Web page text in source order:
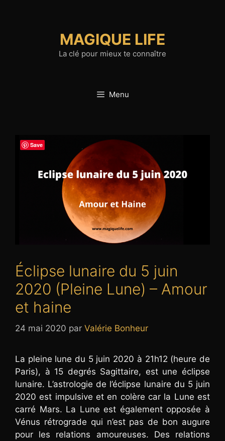
MAGIQUE LIFE
La clé pour mieux te connaître
Menu
Éclipse lunaire du 5 juin
2020 (Pleine Lune) – Amour
et haine
24 mai 2020 par Valérie Bonheur
La pleine lune du 5 juin 2020 à 21h12 (heure de
Paris), à 15 degrés Sagittaire, est une éclipse
lunaire. L’astrologie de l’éclipse lunaire du 5 juin
2020 est impulsive et en colère car la Lune est
carré Mars. La Lune est également opposée à
Vénus rétrograde qui n’est pas de bon augure
pour les relations amoureuses. Des relations
Save